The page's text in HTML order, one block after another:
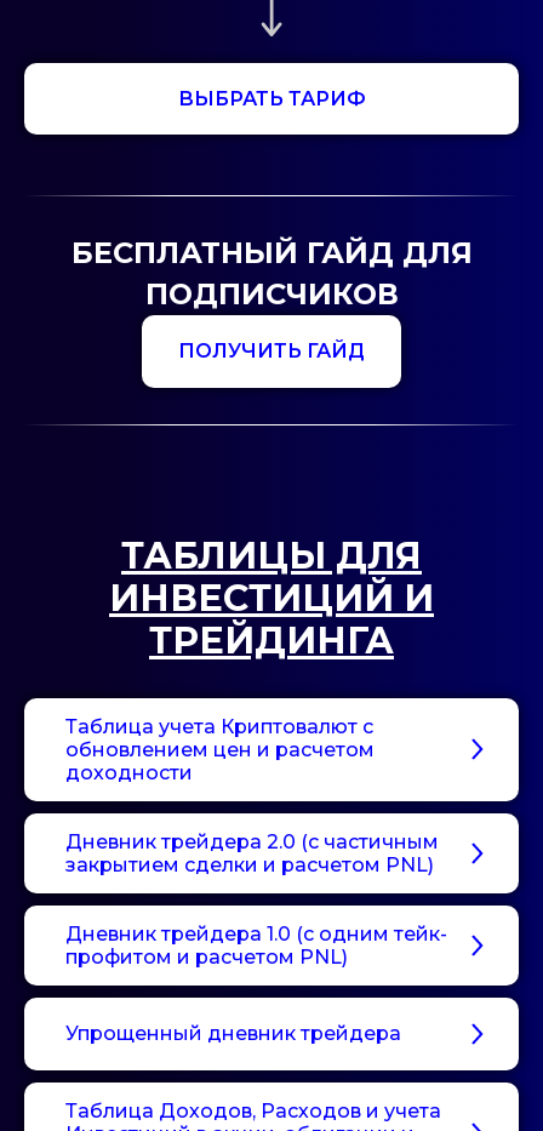
ВЫБРАТЬ ТАРИФ
БЕСПЛАТНЫЙ ГАЙД ДЛЯ
ПОДПИСЧИКОВ
ПОЛУЧИТЬ ГАЙД
ТАБЛИЦЫ ДЛЯ
ИНВЕСТИЦИЙ И
ТРЕЙДИНГА
Таблица учета Криптовалют с
обновлением цен и расчетом
доходности
Дневник трейдера 2.0 (с частичным
закрытием сделки и расчетом PNL)
Дневник трейдера 1.0 (с одним тейк-
профитом и расчетом PNL)
Упрощенный дневник трейдера
Таблица Доходов, Расходов и учета